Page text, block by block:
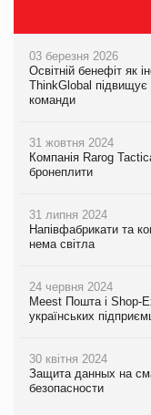
03 березня 2026
Освітній бенефіт як
ThinkGlobal підвищує
команди
31 жовтня 2024
Компанія Rarog
бронеплити
31 липня 2024
Напівфабрикати та
нема світла
24 червня 2024
Meest Пошта і Shop-
українських
30 квітня 2024
Защита данных на
безопасности